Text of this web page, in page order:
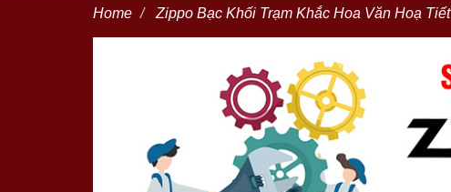
Home Zippo Bạc Khối Trạm Khắc Hoa Văn Hoạ Tiết